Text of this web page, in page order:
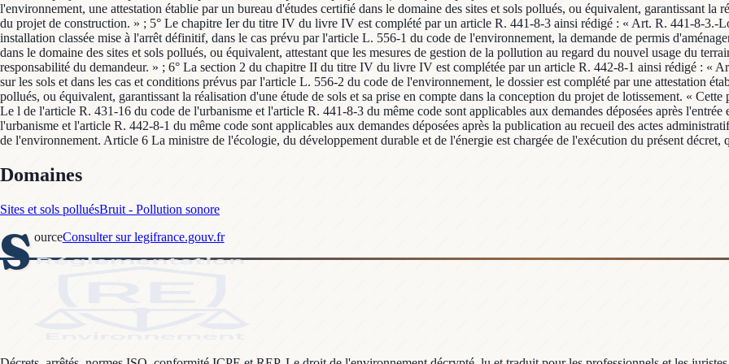
Domaines
Sites et sols polluésBruit - Pollution sonore
S ourceConsulter sur legifrance.gouv.fr